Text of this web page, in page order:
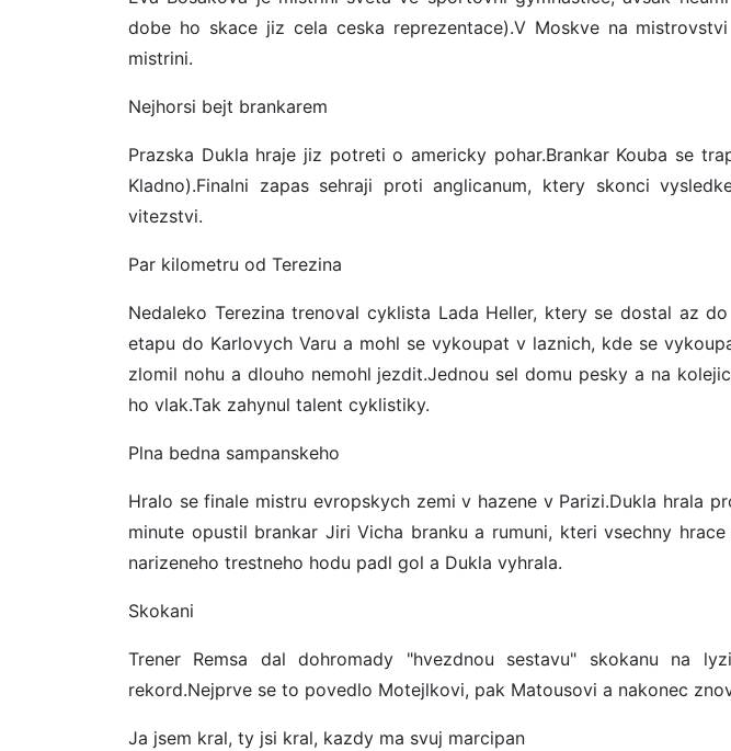
dobe ho skace jiz cela ceska reprezentace).V Moskve na
mistrini.
Nejhorsi bejt brankarem
Prazska Dukla hraje jiz potreti o americky pohar.Brankar Kouba se
Kladno).Finalni zapas sehraji proti anglicanum, ktery skonci
vitezstvi.
Par kilometru od Terezina
Nedaleko Terezina trenoval cyklista Lada Heller, ktery se dostal az
etapu do Karlovych Varu a mohl se vykoupat v laznich, kde se
zlomil nohu a dlouho nemohl jezdit.Jednou sel domu pesky a na
ho vlak.Tak zahynul talent cyklistiky.
Plna bedna sampanskeho
Hralo se finale mistru evropskych zemi v hazene v Parizi.Dukla hrala
minute opustil brankar Jiri Vicha branku a rumuni, kteri vsechny
narizeneho trestneho hodu padl gol a Dukla vyhrala.
Skokani
Trener Remsa dal dohromady "hvezdnou sestavu" skokanu na
rekord.Nejprve se to povedlo Motejlkovi, pak Matousovi a nakonec
Ja jsem kral, ty jsi kral, kazdy ma svuj marcipan